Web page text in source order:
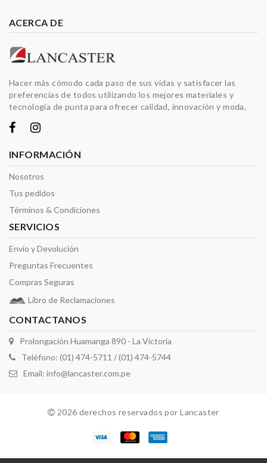
ACERCA DE
Hacer más cómodo cada paso de sus vidas y satisfacer las
preferencias de todos utilizando los mejores materiales y
tecnología de punta para ofrecer calidad, innovación y moda,
INFORMACIÓN
Nosotros
Tus pedidos
Términos & Condiciones
SERVICIOS
Envío y Devolución
Preguntas Frecuentes
Compras Seguras
Libro de Reclamaciones
CONTACTANOS
Prolongación Huamanga 890 - La Victoria
Teléfono: (01) 474-5711 / (01) 474-5744
Email: info@lancaster.com.pe
2026 derechos reservados por Lancaster